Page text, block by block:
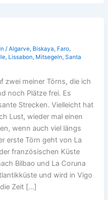
/ Algarve, Biskaya, Faro,
, Lissabon, Mitsegeln, Santa
zwei meiner Törns, die ich
noch Plätze frei. Es
Strecken. Vielleicht hat
Lust, wieder mal einen
wenn auch viel längs
erste Törn geht von La
französischen Küste
Bilbao und La Coruna
und wird in Vigo
Zeit […]